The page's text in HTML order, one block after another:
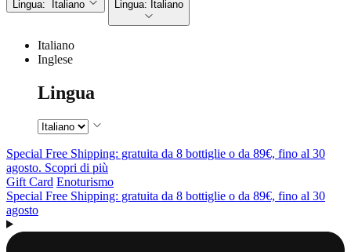
Lingua: Italiano Lingua: Italiano
Italiano
Inglese
Lingua
Special Free Shipping: gratuita da 8 bottiglie o da 89€, fino al 30
agosto. Scopri di più
Gift Card Enoturismo
Special Free Shipping: gratuita da 8 bottiglie o da 89€, fino al 30
agosto